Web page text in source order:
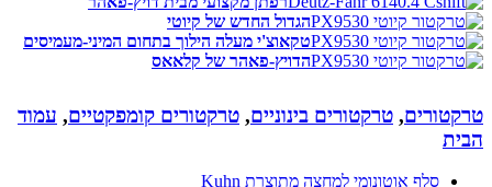
הגדול החדש של קיוטי
טקאוצ'י מעלה הילוך בתחום המיני-מעמיסים
הדויץ-פאהר של קלאאס
טרקטורים, טרקטורים בינוניים, טרקטורים קומפקטיים, עמוד
הבית
סלף אוטונומי למחצה מתוצרת Kuhn